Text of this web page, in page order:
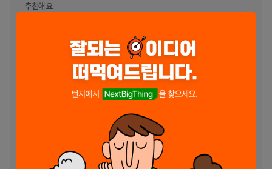
추천해요.
[추천] SWING 15만대 어디서나 쉽게 찾고 라이드해요!
· 전국 최대 규모, 전동 킥보드 9만대: 타사 대비 많은 대수, 어디서나 쉽게
· 면허없이 탈 수 있는 전기자전거 3만대와 친환경 무동력 자전거 1만대
· 숨어 있는 할인기기를 찾아라! 주차 민원 신고가 들어온 기기는 100%
무료로 이용할 수 있어요. 할인 기기를 찾아 무료로 이용하고 거리를 정돈